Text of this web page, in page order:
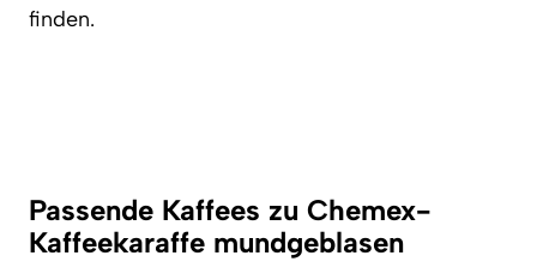
finden.
Passende Kaffees zu Chemex-
Kaffeekaraffe mundgeblasen